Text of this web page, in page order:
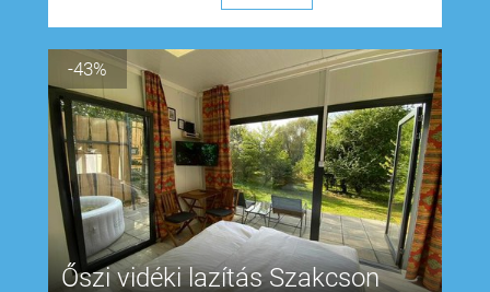
-43%
Őszi vidéki lazítás Szakcson